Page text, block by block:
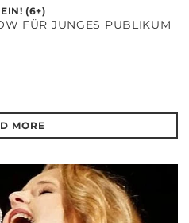
(6+)
FÜR JUNGES PUBLIKUM
MORE